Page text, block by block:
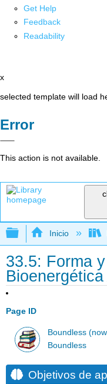
Get Help
Feedback
Readability
x
selected template will load
Error
This action is not available.
Expandir/
Inicio
33.5: Forma
Bioenergética
Page ID
Boundless
Boundless
Objetivos de